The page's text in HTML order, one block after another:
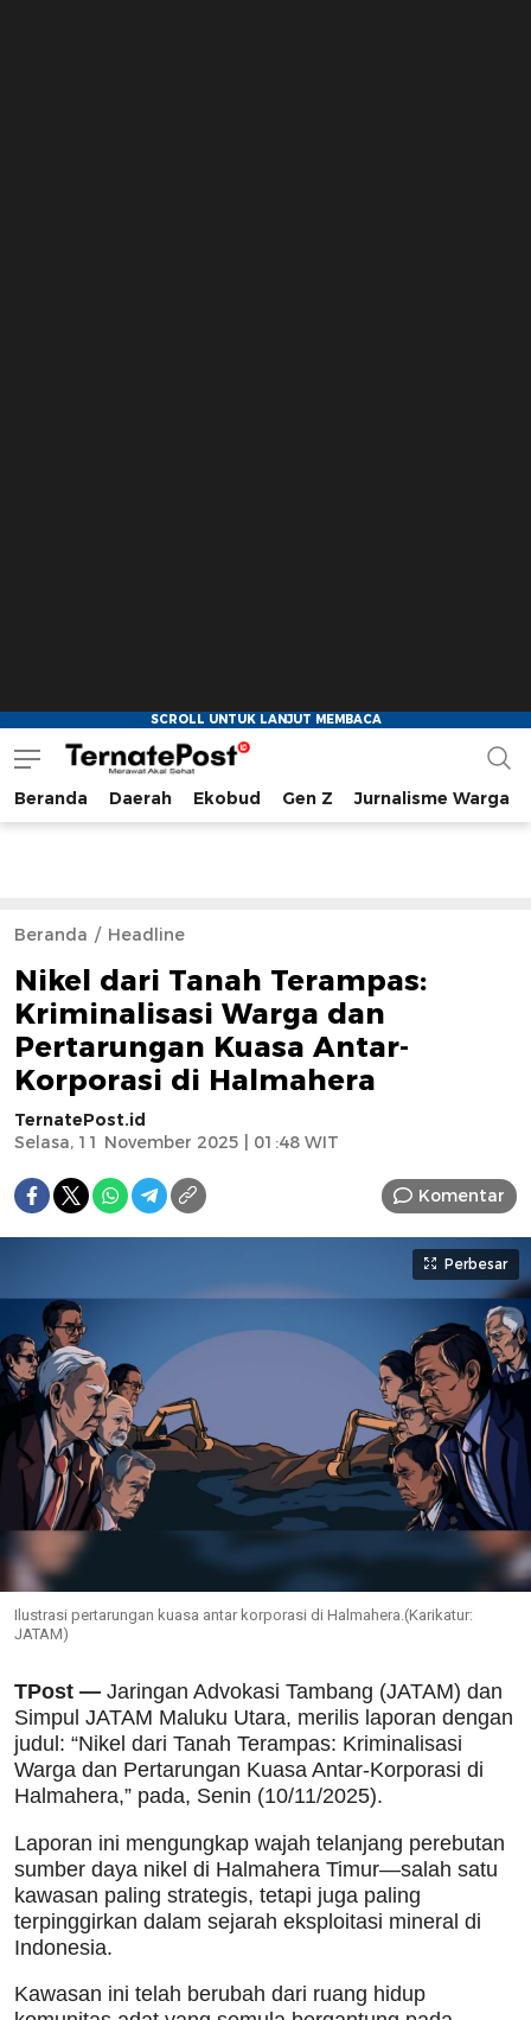
TernatePost.id
merawat akal sehat
Beranda Daerah Ekobud Gen Z Jurnalisme Warga
Beranda Headline
Nikel dari Tanah Terampas:
Kriminalisasi Warga dan
Pertarungan Kuasa Antar-
Korporasi di Halmahera
TernatePost.id
Selasa, 11 November 2025 | 01:48 WIT
Komentar
Perbesar
Ilustrasi pertarungan kuasa antar korporasi di Halmahera.(Karikatur:
JATAM)
TPost — Jaringan Advokasi Tambang (JATAM) dan
Simpul JATAM Maluku Utara, merilis laporan dengan
judul: “Nikel dari Tanah Terampas: Kriminalisasi
Warga dan Pertarungan Kuasa Antar-Korporasi di
Halmahera,” pada, Senin (10/11/2025).
Laporan ini mengungkap wajah telanjang perebutan
sumber daya nikel di Halmahera Timur—salah satu
kawasan paling strategis, tetapi juga paling
terpinggirkan dalam sejarah eksploitasi mineral di
Indonesia.
Kawasan ini telah berubah dari ruang hidup